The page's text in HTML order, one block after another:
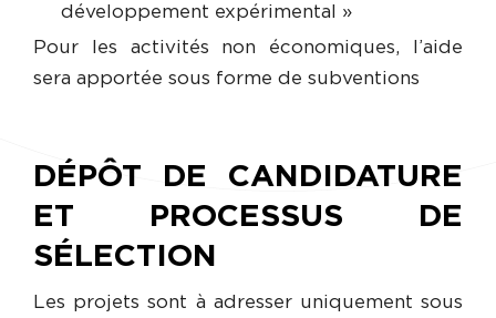
développement expérimental »
Pour les activités non économiques, l’aide
sera apportée sous forme de subventions
DÉPÔT DE CANDIDATURE
ET PROCESSUS DE
SÉLECTION
Les projets sont à adresser uniquement sous